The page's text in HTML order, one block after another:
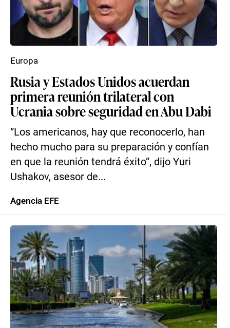
Rusia y Estados Unidos acuerdan
primera reunión trilateral con
Ucrania sobre seguridad en Abu Dabi
“Los americanos, hay que reconocerlo, han
hecho mucho para su preparación y confían
en que la reunión tendrá éxito”, dijo Yuri
Ushakov, asesor de...
Europa
Agencia EFE